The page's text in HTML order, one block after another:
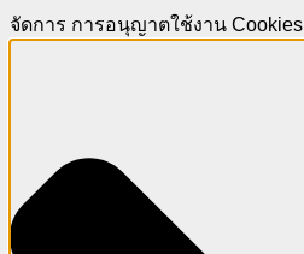
จัดการ การอนุญาตใช้งาน Cookies